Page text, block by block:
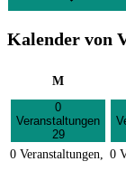
Kalender von
MMontag
0
Veranstaltungen
29
0 Veranstaltungen, 0